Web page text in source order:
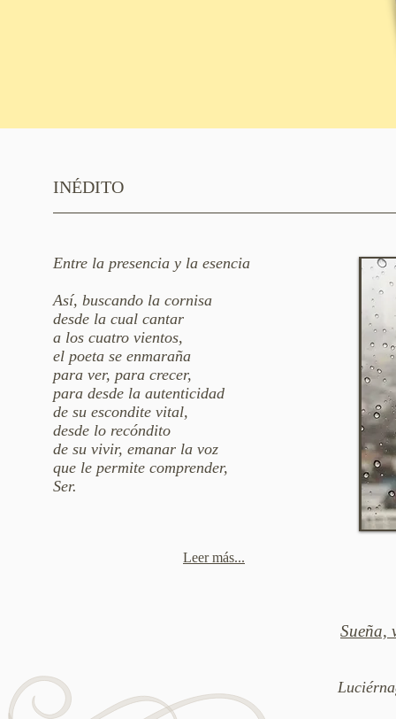
INÉDITO
Entre la presencia y la esencia
Así, buscando la cornisa
desde la cual cantar
a los cuatro vientos,
el poeta se enmaraña
para ver, para crecer,
para desde la autenticidad
de su escondite vital,
desde lo recóndito
de su vivir, emanar la voz
que le permite comprender,
Ser.
Leer más...
Sueña,